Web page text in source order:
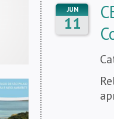
JUN
11